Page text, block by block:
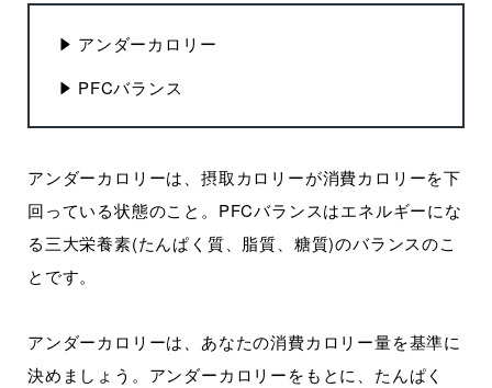
アンダーカロリー
PFCバランス
アンダーカロリーは、摂取カロリーが消費カロリーを下
回っている状態のこと。PFCバランスはエネルギーにな
る三大栄養素(たんぱく質、脂質、糖質)のバランスのこ
とです。
アンダーカロリーは、あなたの消費カロリー量を基準に
決めましょう。アンダーカロリーをもとに、たんぱく